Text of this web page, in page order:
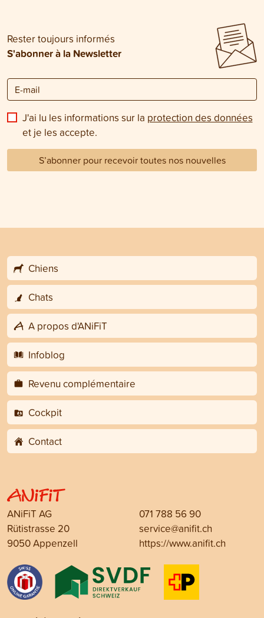
Rester toujours informés
S'abonner à la Newsletter
J'ai lu les informations sur la protection des données
et je les accepte.
S’abonner pour recevoir toutes nos nouvelles
Chiens
Chats
A propos d'ANiFiT
Infoblog
Revenu complémentaire
Cockpit
Contact
ANiFiT AG
Rütistrasse 20
9050 Appenzell
071 788 56 90
service@anifit.ch
https://www.anifit.ch